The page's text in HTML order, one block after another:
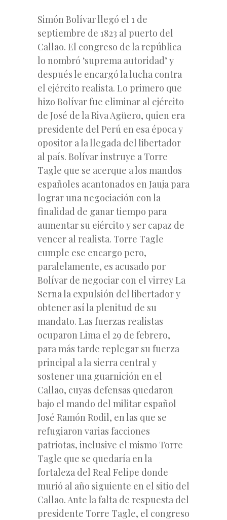
Simón Bolívar llegó el 1 de
septiembre de 1823 al puerto del
Callao. El congreso de la república
lo nombró ‘suprema autoridad’ y
después le encargó la lucha contra
el ejército realista. Lo primero que
hizo Bolívar fue eliminar al ejército
de José de la Riva Agüero, quien era
presidente del Perú en esa época y
opositor a la llegada del libertador
al país. Bolívar instruye a Torre
Tagle que se acerque a los mandos
españoles acantonados en Jauja para
lograr una negociación con la
finalidad de ganar tiempo para
aumentar su ejército y ser capaz de
vencer al realista. Torre Tagle
cumple ese encargo pero,
paralelamente, es acusado por
Bolívar de negociar con el virrey La
Serna la expulsión del libertador y
obtener así la plenitud de su
mandato. Las fuerzas realistas
ocuparon Lima el 29 de febrero,
para más tarde replegar su fuerza
principal a la sierra central y
sostener una guarnición en el
Callao, cuyas defensas quedaron
bajo el mando del militar español
José Ramón Rodil, en las que se
refugiaron varias facciones
patriotas, inclusive el mismo Torre
Tagle que se quedaría en la
fortaleza del Real Felipe donde
murió al año siguiente en el sitio del
Callao. Ante la falta de respuesta del
presidente Torre Tagle, el congreso